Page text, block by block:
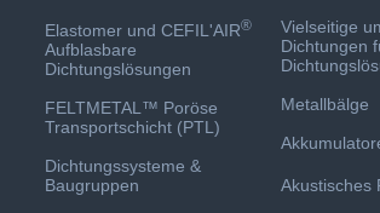
Elastomer und CEFIL'AIR®
Aufblasbare
Dichtungslösungen
FELTMETAL™ Poröse
Transportschicht (PTL)
Dichtungssysteme &
Baugruppen
Vielseitige
Dichtungen
Metallbälge
Akustisches